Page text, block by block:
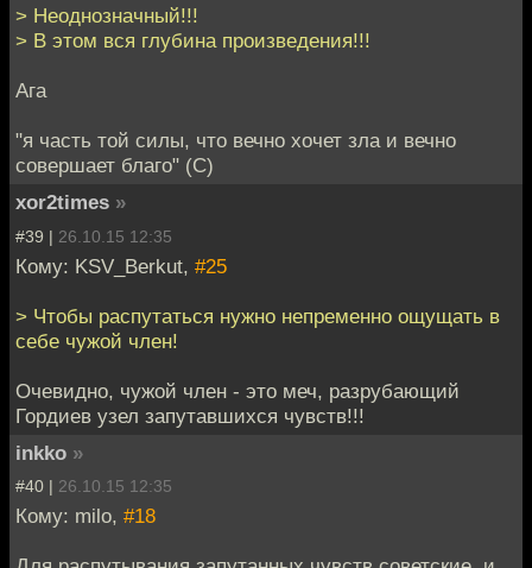
> Неоднозначный!!!
> В этом вся глубина произведения!!!
Ага
"я часть той силы, что вечно хочет зла и вечно
совершает благо" (С)
xor2times »
#39 | 26.10.15 12:35
Кому: KSV_Berkut, #25
> Чтобы распутаться нужно непременно ощущать в
себе чужой член!
Очевидно, чужой член - это меч, разрубающий
Гордиев узел запутавшихся чувств!!!
inkko »
#40 | 26.10.15 12:35
Кому: milo, #18